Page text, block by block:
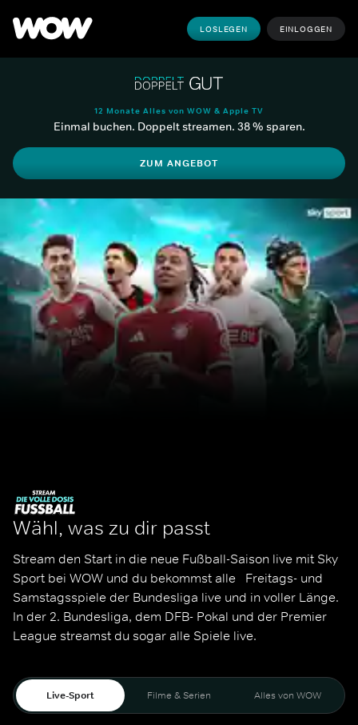
LOSLEGEN EINLOGGEN
12 Monate Alles von WOW & Apple TV
Einmal buchen. Doppelt streamen. 38 % sparen.
ZUM ANGEBOT
Wähl, was zu dir passt
Stream den Start in die neue Fußball-Saison live mit Sky
Sport bei WOW und du bekommst alle   Freitags- und
Samstagsspiele der Bundesliga live und in voller Länge.
In der 2. Bundesliga, dem DFB- Pokal und der Premier
League streamst du sogar alle Spiele live.
Live-Sport Filme & Serien Alles von WOW